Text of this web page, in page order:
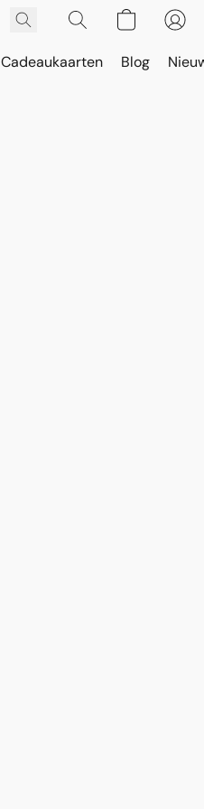
Cadeaukaarten Blog